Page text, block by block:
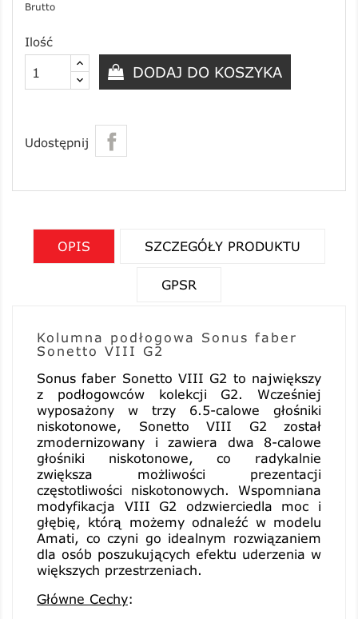
Brutto
Ilość
DODAJ DO KOSZYKA
Udostępnij
OPIS SZCZEGÓŁY PRODUKTU
GPSR
Kolumna podłogowa Sonus faber
Sonetto VIII G2
Sonus faber Sonetto VIII G2 to największy
z podłogowców kolekcji G2. Wcześniej
wyposażony w trzy 6.5-calowe głośniki
niskotonowe, Sonetto VIII G2 został
zmodernizowany i zawiera dwa 8-calowe
głośniki niskotonowe, co radykalnie
zwiększa możliwości prezentacji
częstotliwości niskotonowych. Wspomniana
modyfikacja VIII G2 odzwierciedla moc i
głębię, którą możemy odnaleźć w modelu
Amati, co czyni go idealnym rozwiązaniem
dla osób poszukujących efektu uderzenia w
większych przestrzeniach.
Główne Cechy: